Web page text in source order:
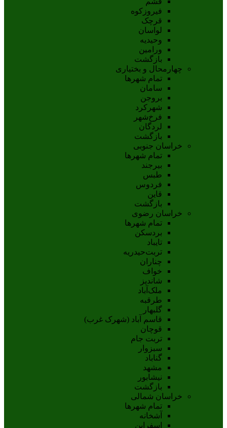
فیروزکوه
قرچک
لواسان
وحیدیه
ورامین
بازگشت
چهارمحال و بختیاری
تمام شهر‌ها
سامان
بروجن
شهرکرد
فرخ‌شهر
لردگان
بازگشت
خراسان جنوبی
تمام شهر‌ها
بيرجند
طبس
فردوس
قاين
بازگشت
خراسان رضوی
تمام شهر‌ها
بردسکن
تایباد
تربت‌حیدریه
چناران
خواف
شاندیز
ملک‌آباد
طرقبه
گلبهار
قاسم آباد (شهرک غرب)
قوچان
تربت جام
سبزوار
گناباد
مشهد
نيشابور
بازگشت
خراسان شمالی
تمام شهر‌ها
آشخانه
اسفراين